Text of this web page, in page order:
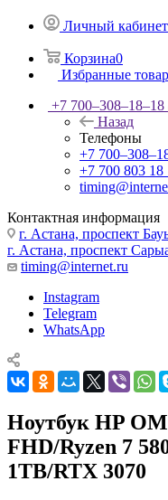
Личный кабинет
Корзина0
Избранные
+7 700‒308‒18‒18
Назад
Телефоны
+7
+7 700 803 18
Контактная информация
г. Астана, проспект
г. Астана, проспект
timing@internet.ru
Instagram
Telegram
WhatsApp
Ноутбук HP
FHD/Ryzen 7
1TB/RTX 3070